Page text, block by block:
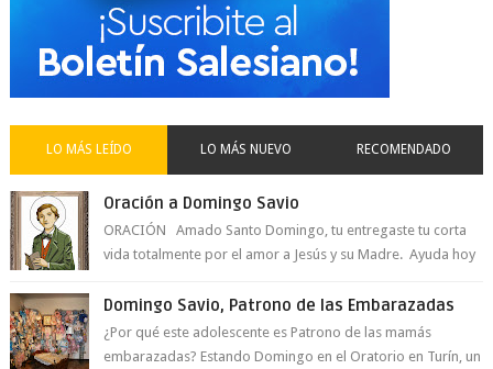
LO MÁS LEÍDO LO MÁS NUEVO RECOMENDADO
Oración a Domingo Savio
ORACIÓN Amado Santo Domingo, tu entregaste tu corta
vida totalmente por el amor a Jesús y su Madre. Ayuda hoy
Domingo Savio, Patrono de las Embarazadas
¿Por qué este adolescente es Patrono de las mamás
embarazadas? Estando Domingo en el Oratorio en Turín, un